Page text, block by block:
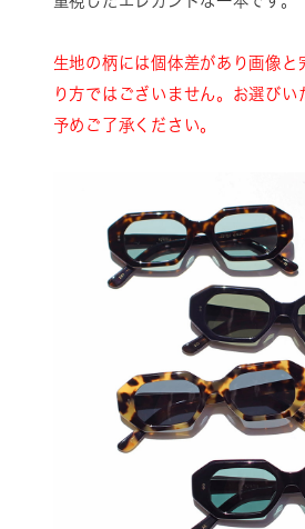
生地の柄には個体差があり画像と
り方ではございません。お選びい
予めご了承ください。